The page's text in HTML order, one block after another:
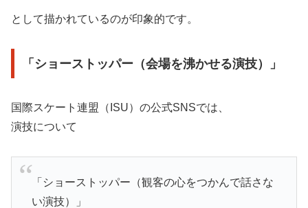
として描かれているのが印象的です。
「ショーストッパー（会場を沸かせる演技）」
国際スケート連盟（ISU）の公式SNSでは、
演技について
「ショーストッパー（観客の心をつかんで話さな
い演技）」